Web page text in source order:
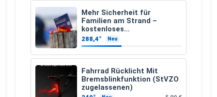
Mehr Sicherheit für
Familien am Strand –
kostenloses
Kindersuchband der DLRG
288,4° Neu
Fahrrad Rücklicht Mit
Bremsblinkfunktion (StVZO
zugelassenen)